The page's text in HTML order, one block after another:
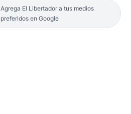
Agrega El Libertador a tus medios
preferidos en Google